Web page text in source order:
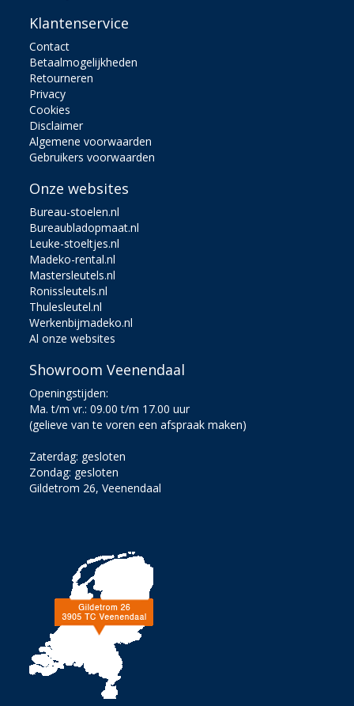
Klantenservice
Contact
Betaalmogelijkheden
Retourneren
Privacy
Cookies
Disclaimer
Algemene voorwaarden
Gebruikers voorwaarden
Onze websites
Bureau-stoelen.nl
Bureaubladopmaat.nl
Leuke-stoeltjes.nl
Madeko-rental.nl
Mastersleutels.nl
Ronissleutels.nl
Thulesleutel.nl
Werkenbijmadeko.nl
Al onze websites
Showroom Veenendaal
Openingstijden:
Ma. t/m vr.: 09.00 t/m 17.00 uur
(gelieve van te voren een afspraak maken)
Zaterdag: gesloten
Zondag: gesloten
Gildetrom 26, Veenendaal